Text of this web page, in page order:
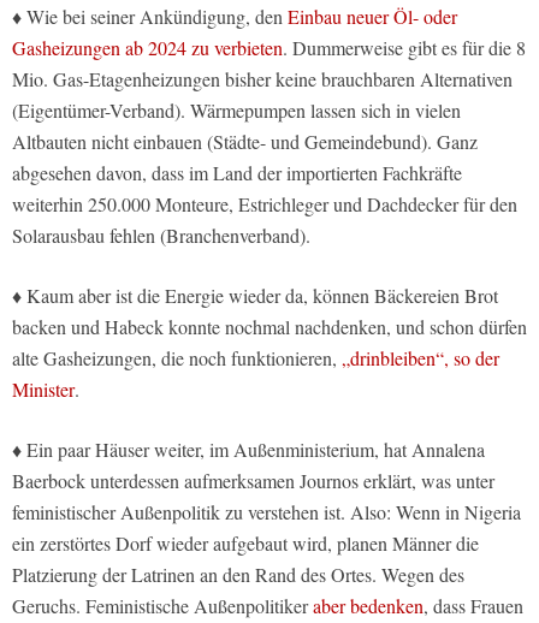
♦ Wie bei seiner Ankündigung, denEinbau neuer Öl- oder
Gasheizungen ab 2024 zu verbieten. Dummerweise gibt es für die 8
Mio. Gas-Etagenheizungen bisher keine brauchbaren Alternativen
(Eigentümer-Verband). Wärmepumpen lassen sich in vielen
Altbauten nicht einbauen (Städte- und Gemeindebund). Ganz
abgesehen davon, dass im Land der importierten Fachkräfte
weiterhin 250.000 Monteure, Estrichleger und Dachdecker für den
Solarausbau fehlen (Branchenverband).
♦ Kaum aber ist die Energie wieder da, können Bäckereien Brot
backen und Habeck konnte nochmal nachdenken, und schon dürfen
alte Gasheizungen, die noch funktionieren, „drinbleiben“, so der
Minister.
♦ Ein paar Häuser weiter, im Außenministerium, hat Annalena
Baerbock unterdessen aufmerksamen Journos erklärt, was unter
feministischer Außenpolitik zu verstehen ist. Also: Wenn in Nigeria
ein zerstörtes Dorf wieder aufgebaut wird, planen Männer die
Platzierung der Latrinen an den Rand des Ortes. Wegen des
Geruchs. Feministische Außenpolitikeraber bedenken, dass Frauen